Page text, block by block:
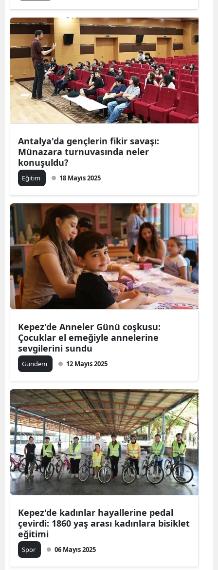
Antalya'da gençlerin fikir savaşı:
Münazara turnuvasında neler
konuşuldu?
Eğitim 18 Mayıs 2025
Kepez'de Anneler Günü coşkusu:
Çocuklar el emeğiyle annelerine
sevgilerini sundu
Gündem 12 Mayıs 2025
Kepez'de kadınlar hayallerine pedal
çevirdi: 1860 yaş arası kadınlara bisiklet
eğitimi
Spor 06 Mayıs 2025